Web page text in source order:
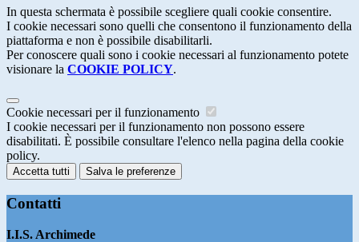
In questa schermata è possibile scegliere quali cookie consentire.
I cookie necessari sono quelli che consentono il funzionamento della
piattaforma e non è possibile disabilitarli.
Per conoscere quali sono i cookie necessari al funzionamento potete
visionare la COOKIE POLICY.
Cookie necessari per il funzionamento
I cookie necessari per il funzionamento non possono essere
disabilitati. È possibile consultare l'elenco nella pagina della cookie
policy.
Accetta tutti Salva le preferenze
Contatti
I.I.S. Archimede